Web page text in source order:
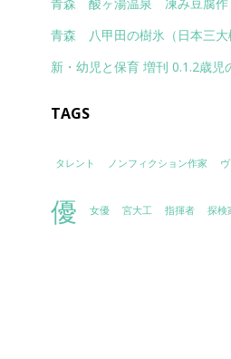
青森 八甲田の樹氷（日本三大
新・幼児と保育 増刊 0.1.2歳
TAGS
タレント ノンフィクション作家
優
女優 宮大工 指揮者 探検